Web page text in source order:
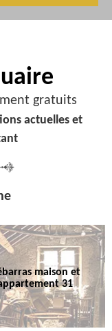
gratuits
actuelles et
maison et
31